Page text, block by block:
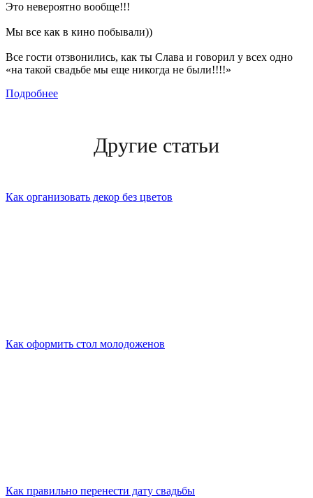
Это невероятно вообще!!!
Мы все как в кино побывали))
Все гости отзвонились, как ты Слава и говорил у всех одно
«на такой свадьбе мы еще никогда не были!!!!»
Подробнее
Другие статьи
Как организовать декор без цветов
Как оформить стол молодоженов
Как правильно перенести дату свадьбы